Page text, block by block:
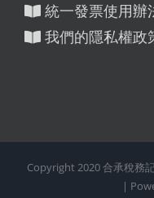
統一發票使用辦
我們的隱私權政
Copyright 2020 合承稅務
|